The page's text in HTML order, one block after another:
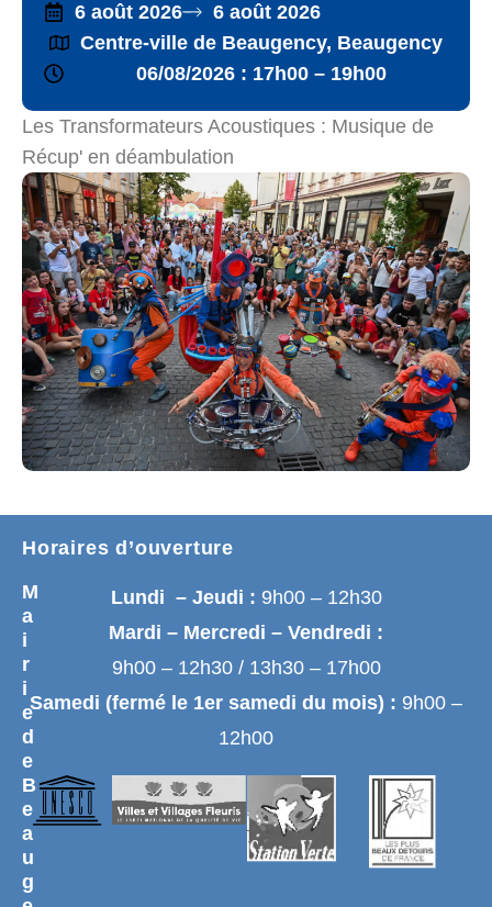
6 août 2026
6 août 2026
Centre-ville de Beaugency, Beaugency
06/08/2026 : 17h00 – 19h00
Les Transformateurs Acoustiques : Musique de
Récup' en déambulation
M
a
i
r
i
e
d
e
B
e
a
u
g
Horaires d’ouverture
Lundi – Jeudi : 9h00 – 12h30
Mardi – Mercredi – Vendredi :
9h00 – 12h30 / 13h30 – 17h00
Samedi (fermé le 1er samedi du mois) : 9h00 –
12h00